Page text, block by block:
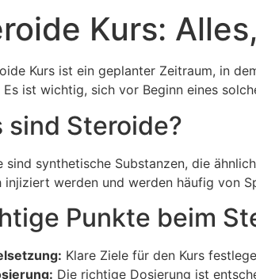
Kurs:
Kurs ist ein geplanter Zeitraum, in
ist wichtig, sich vor Beginn eines
sind Steroide?
sind synthetische Substanzen, die
injiziert werden und werden häufig von
Punkte beim
Klare Ziele für den Kurs
Die richtige Dosierung ist